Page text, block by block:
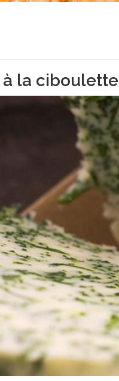
la ciboulette